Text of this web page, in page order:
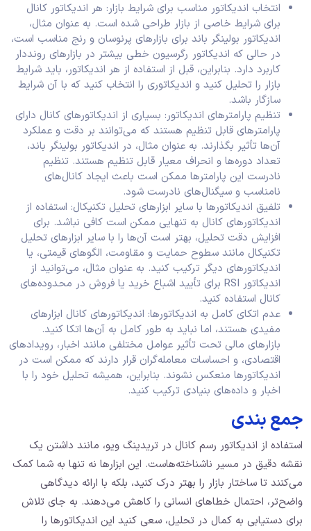
انتخاب اندیکاتور مناسب برای شرایط بازار: هر اندیکاتور کانال
برای شرایط خاصی از بازار طراحی شده است. به عنوان مثال،
اندیکاتور بولینگر باند برای بازارهای پرنوسان و رنج مناسب است،
در حالی که اندیکاتور رگرسیون خطی بیشتر در بازارهای رونددار
کاربرد دارد. بنابراین، قبل از استفاده از هر اندیکاتور، باید شرایط
بازار را تحلیل کنید و اندیکاتوری را انتخاب کنید که با آن شرایط
سازگار باشد.
تنظیم پارامترهای اندیکاتور: بسیاری از اندیکاتورهای کانال دارای
پارامترهای قابل تنظیم هستند که می‌توانند بر دقت و عملکرد
آن‌ها تأثیر بگذارند. به عنوان مثال، در اندیکاتور بولینگر باند،
تعداد دوره‌ها و انحراف معیار قابل تنظیم هستند. تنظیم
نادرست این پارامترها ممکن است باعث ایجاد کانال‌های
نامناسب و سیگنال‌های نادرست شود.
تلفیق اندیکاتورها با سایر ابزارهای تحلیل تکنیکال: استفاده از
اندیکاتورهای کانال به تنهایی ممکن است کافی نباشد. برای
افزایش دقت تحلیل، بهتر است آن‌ها را با سایر ابزارهای تحلیل
تکنیکال مانند سطوح حمایت و مقاومت، الگوهای قیمتی، یا
اندیکاتورهای دیگر ترکیب کنید. به عنوان مثال، می‌توانید از
اندیکاتور RSI برای تأیید اشباع خرید یا فروش در محدوده‌های
کانال استفاده کنید.
عدم اتکای کامل به اندیکاتورها: اندیکاتورهای کانال ابزارهای
مفیدی هستند، اما نباید به طور کامل به آن‌ها اتکا کنید.
بازارهای مالی تحت تأثیر عوامل مختلفی مانند اخبار، رویدادهای
اقتصادی، و احساسات معامله‌گران قرار دارند که ممکن است در
اندیکاتورها منعکس نشوند. بنابراین، همیشه تحلیل خود را با
اخبار و داده‌های بنیادی ترکیب کنید.
جمع بندی
استفاده از اندیکاتور رسم کانال در تریدینگ ویو، مانند داشتن یک
نقشه دقیق در مسیر ناشناخته‌هاست. این ابزارها نه ‌تنها به شما کمک
می‌کنند تا ساختار بازار را بهتر درک کنید، بلکه با ارائه دیدگاهی
واضح‌تر، احتمال خطاهای انسانی را کاهش می‌دهند. به ‌جای تلاش
برای دستیابی به کمال در تحلیل، سعی کنید این اندیکاتورها را